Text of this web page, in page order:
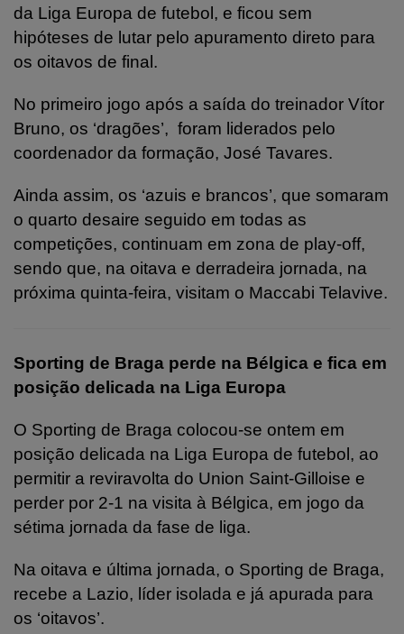
da Liga Europa de futebol, e ficou sem
hipóteses de lutar pelo apuramento direto para
os oitavos de final.
No primeiro jogo após a saída do treinador Vítor
Bruno, os ‘dragões’, foram liderados pelo
coordenador da formação, José Tavares.
Ainda assim, os ‘azuis e brancos’, que somaram
o quarto desaire seguido em todas as
competições, continuam em zona de play-off,
sendo que, na oitava e derradeira jornada, na
próxima quinta-feira, visitam o Maccabi Telavive.
Sporting de Braga perde na Bélgica e fica em
posição delicada na Liga Europa
O Sporting de Braga colocou-se ontem em
posição delicada na Liga Europa de futebol, ao
permitir a reviravolta do Union Saint-Gilloise e
perder por 2-1 na visita à Bélgica, em jogo da
sétima jornada da fase de liga.
Na oitava e última jornada, o Sporting de Braga,
recebe a Lazio, líder isolada e já apurada para
os ‘oitavos’.